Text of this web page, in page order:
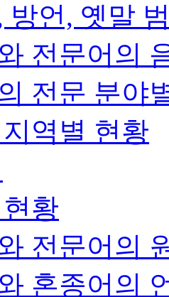
방언, 옛말
전문어의
전문 분야
역별 현황
황
전문어의
혼종어의